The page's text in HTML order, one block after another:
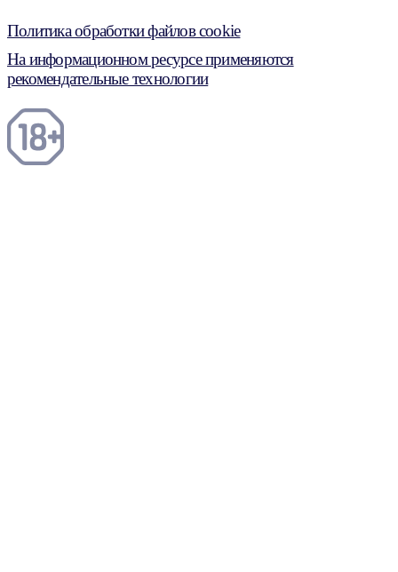
Политика обработки файлов cookie
На информационном ресурсе применяются
рекомендательные технологии